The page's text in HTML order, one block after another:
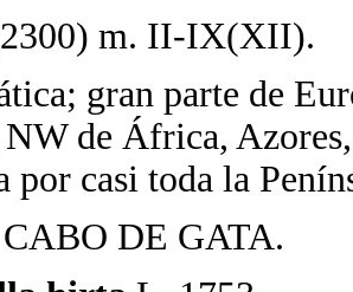
m. II-IX(XII).
gran parte de
de África,
por casi toda la
CABO DE GATA.